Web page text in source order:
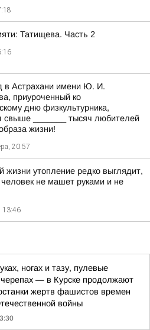
Татищева. Часть 2
в Астрахани имени Ю. И.
приуроченный ко
дню физкультурника,
свыше _______ тысяч любителей
жизни!
20:57
жизни утопление редко выглядит,
человек не машет руками и не
13:46
ногах и тазу, пулевые
— в Курске продолжают
жертв фашистов времен
войны